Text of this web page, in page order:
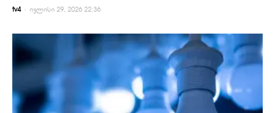
tv4 - ივლისი 29, 2026 22:36